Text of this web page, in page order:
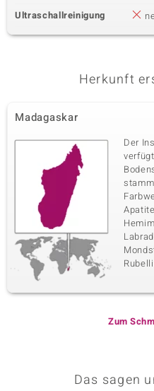
Ultraschallreinigung
Herkunft
Madagaskar
Der
Zum
Das sagen